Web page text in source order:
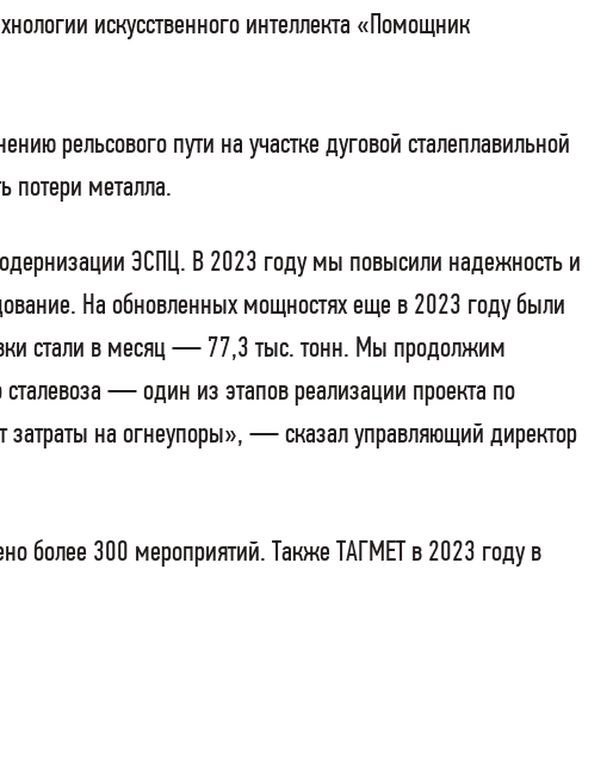
искусственного интеллекта «Помощник
рельсового пути на участке дуговой сталеплавильной
потери металла.
ЭСПЦ. В 2023 году мы повысили надежность и
На обновленных мощностях еще в 2023 году были
стали в месяц — 77,3 тыс. тонн. Мы продолжим
сталевоза — один из этапов реализации проекта по
затраты на огнеупоры», — сказал управляющий директор
более 300 мероприятий. Также ТАГМЕТ в 2023 году в